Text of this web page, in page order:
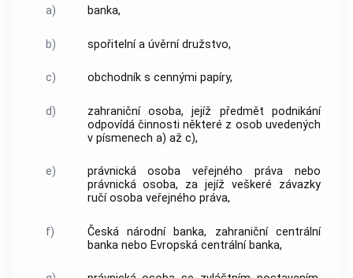
a)
banka,
b) spořitelní a úvěrní družstvo,
c) obchodník s cennými papíry,
d)
zahraniční osoba, jejíž předmět podnikání
odpovídá činnosti některé z osob uvedených
v písmenech a) až c),
e)
právnická osoba veřejného práva nebo
právnická osoba, za jejíž veškeré závazky
ručí osoba veřejného práva,
f)
Česká národní banka, zahraniční centrální
banka nebo Evropská centrální banka,